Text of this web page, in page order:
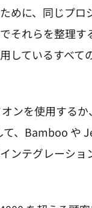
めに、同じプロ
それらを整理す
しているすべて
ンを使用する
て、Bamboo や
ンテグレーショ